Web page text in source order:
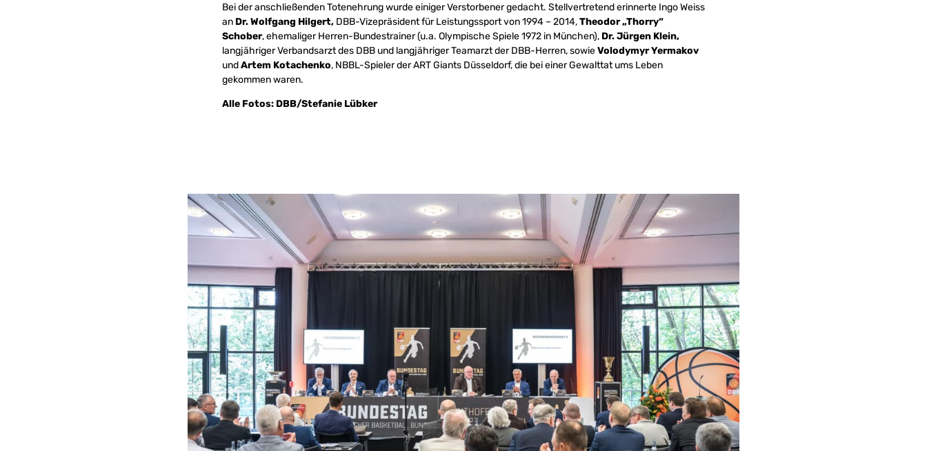
Bei der anschließenden Totenehrung wurde einiger Verstorbener gedacht. Stellvertretend erinnerte Ingo Weiss
an Dr. Wolfgang Hilgert, DBB-Vizepräsident für Leistungssport von 1994 – 2014,Theodor „Thorry“
Schober, ehemaliger Herren-Bundestrainer (u.a. Olympische Spiele 1972 in München), Dr. Jürgen Klein,
langjähriger Verbandsarzt des DBB und langjähriger Teamarzt der DBB-Herren, sowieVolodymyr Yermakov
undArtem Kotachenko, NBBL-Spieler der ART Giants Düsseldorf, die bei einer Gewalttat ums Leben
gekommen waren.
Alle Fotos: DBB/Stefanie Lübker